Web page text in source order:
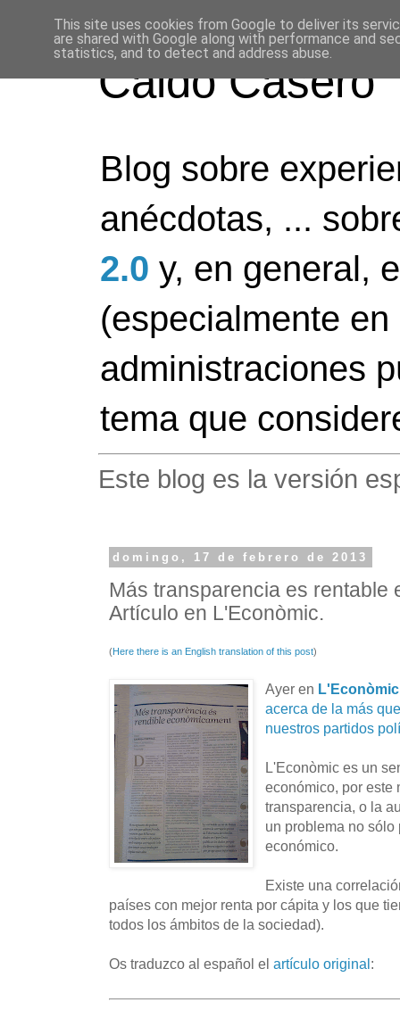
Caldo Casero
Blog sobre
anécdotas, ...
2.0 y, en general,
(especialmente
administraciones
tema que
Este blog es la versión
domingo, 17 de febrero de 2013
Más transparencia es rentable
Artículo en L'Econòmic.
(Here there is an English translation of this post)
Ayer en L'Econòmic
acerca de la más
nuestros partidos
L'Econòmic es un
económico, por este
transparencia, o la
un problema no
económico.
Existe una
países con mejor renta por cápita y los que
todos los ámbitos de la sociedad).
Os traduzco al español el artículo original:
This site uses cookies from Google to deliver its
are shared with Google along with performance and
statistics, and to detect and address abuse.